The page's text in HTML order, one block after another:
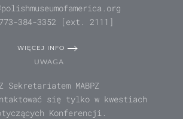
384-3352 [ext. 2111]
WIĘCEJ INFO
UWAGA
Z Sekretariatem MABPZ
się tylko w kwestiach
Konferencji.